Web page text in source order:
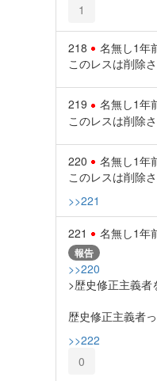
1
218 名無し1年
このレスは削除
219 名無し1年
このレスは削除
220 名無し1年
このレスは削除
>>221
221 名無し1年
報告
>>220
>歴史修正主義者
歴史修正主義者
>>222
0